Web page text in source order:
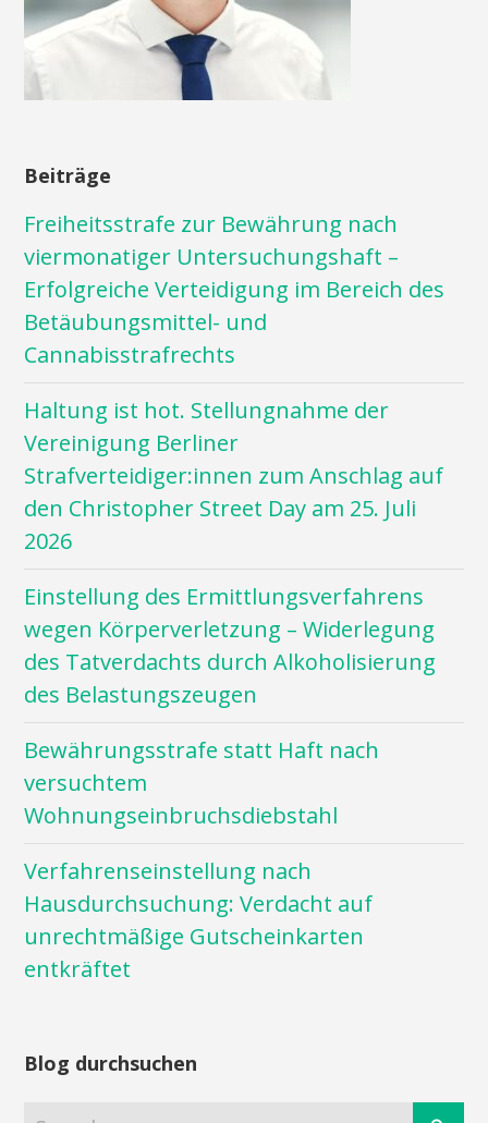
Beiträge
Freiheitsstrafe zur Bewährung nach
viermonatiger Untersuchungshaft –
Erfolgreiche Verteidigung im Bereich des
Betäubungsmittel- und
Cannabisstrafrechts
Haltung ist hot. Stellungnahme der
Vereinigung Berliner
Strafverteidiger:innen zum Anschlag auf
den Christopher Street Day am 25. Juli
2026
Einstellung des Ermittlungsverfahrens
wegen Körperverletzung – Widerlegung
des Tatverdachts durch Alkoholisierung
des Belastungszeugen
Bewährungsstrafe statt Haft nach
versuchtem
Wohnungseinbruchsdiebstahl
Verfahrenseinstellung nach
Hausdurchsuchung: Verdacht auf
unrechtmäßige Gutscheinkarten
entkräftet
Blog durchsuchen